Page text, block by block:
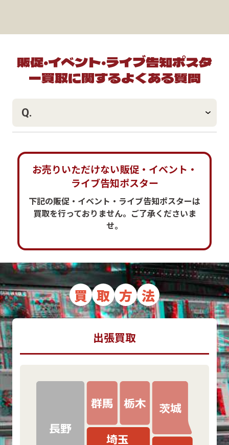
販促・イベント・ライブ告知ポスタ
ー買取に関するよくある質問
Q.
お売りいただけない販促・イベント・
ライブ告知ポスター
下記の販促・イベント・ライブ告知ポスターは
買取を行っておりません。ご了承くださいま
せ。
買 取 方 法
出張買取